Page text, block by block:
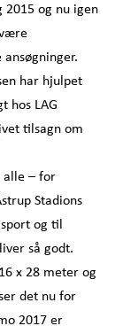
2015 og nu igen
har hjulpet
hos LAG
tilsagn om
alle – for
Stadions
og til
så godt.
x 28 meter og
det nu for
2017 er